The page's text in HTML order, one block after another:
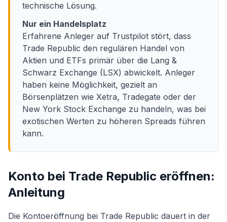
technische Lösung.
Nur ein Handelsplatz
Erfahrene Anleger auf Trustpilot stört, dass
Trade Republic den regulären Handel von
Aktien und ETFs primär über die Lang &
Schwarz Exchange (LSX) abwickelt. Anleger
haben keine Möglichkeit, gezielt an
Börsenplätzen wie Xetra, Tradegate oder der
New York Stock Exchange zu handeln, was bei
exotischen Werten zu höheren Spreads führen
kann.
Konto bei Trade Republic eröffnen:
Anleitung
Die Kontoeröffnung bei Trade Republic dauert in der